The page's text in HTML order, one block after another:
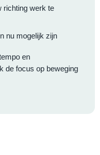
richting werk te
nu mogelijk zijn
en
de focus op beweging